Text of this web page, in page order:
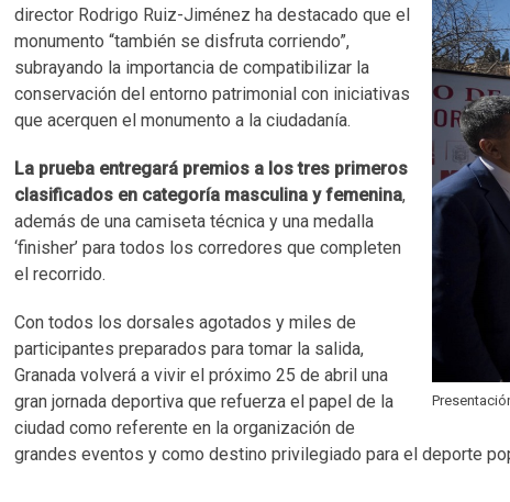
director Rodrigo Ruiz-Jiménez ha destacado que el
monumento “también se disfruta corriendo”,
subrayando la importancia de compatibilizar la
conservación del entorno patrimonial con iniciativas
que acerquen el monumento a la ciudadanía.
La prueba entregará premios a los tres primeros
clasificados en categoría masculina y femenina,
además de una camiseta técnica y una medalla
‘finisher’ para todos los corredores que completen
el recorrido.
Con todos los dorsales agotados y miles de
participantes preparados para tomar la salida,
Granada volverá a vivir el próximo 25 de abril una
gran jornada deportiva que refuerza el papel de la
ciudad como referente en la organización de
grandes eventos y como destino privilegiado para el deporte